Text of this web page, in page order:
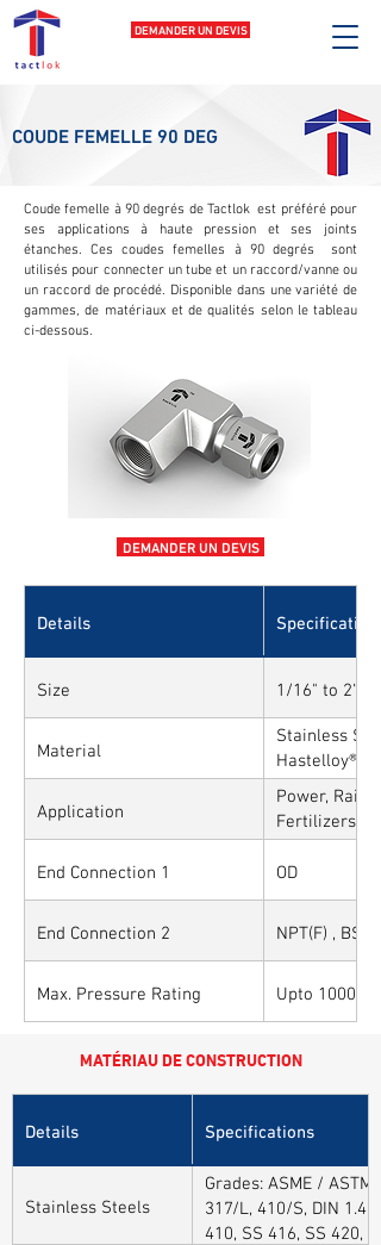
DEMANDER UN DEVIS
COUDE FEMELLE 90 DEG
Coude femelle à 90 degrés de Tactlok est préféré pour
ses applications à haute pression et ses joints
étanches. Ces coudes femelles à 90 degrés sont
utilisés pour connecter un tube et un raccord/vanne ou
un raccord de procédé. Disponible dans une variété de
gammes, de matériaux et de qualités selon le tableau
ci-dessous.
DEMANDER UN DEVIS
Details Specifications
Size 1/16" to 2"
Material
Stainless
Hastelloy®,
Alloys
Application
Power,
Fertilizers,
Sytems,
End Connection 1
OD
End Connection 2 NPT(F) ,
Max. Pressure Rating Upto
MATÉRIAU DE CONSTRUCTION
Details Specifications
Stainless Steels
Grades: ASME /
317/L, 410/S, DIN
410, SS 416, SS 420,